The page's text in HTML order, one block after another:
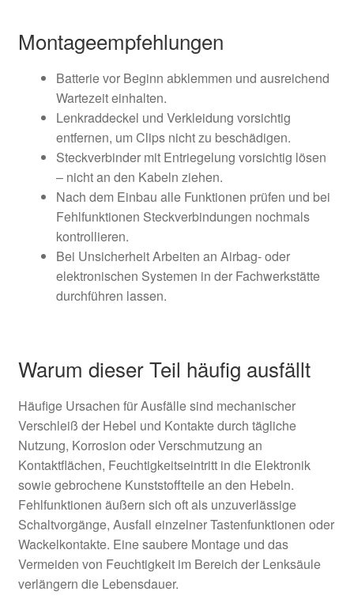
Montageempfehlungen
Batterie vor Beginn abklemmen und ausreichend
Wartezeit einhalten.
Lenkraddeckel und Verkleidung vorsichtig
entfernen, um Clips nicht zu beschädigen.
Steckverbinder mit Entriegelung vorsichtig lösen
– nicht an den Kabeln ziehen.
Nach dem Einbau alle Funktionen prüfen und bei
Fehlfunktionen Steckverbindungen nochmals
kontrollieren.
Bei Unsicherheit Arbeiten an Airbag- oder
elektronischen Systemen in der Fachwerkstätte
durchführen lassen.
Warum dieser Teil häufig ausfällt
Häufige Ursachen für Ausfälle sind mechanischer
Verschleiß der Hebel und Kontakte durch tägliche
Nutzung, Korrosion oder Verschmutzung an
Kontaktflächen, Feuchtigkeitseintritt in die Elektronik
sowie gebrochene Kunststoffteile an den Hebeln.
Fehlfunktionen äußern sich oft als unzuverlässige
Schaltvorgänge, Ausfall einzelner Tastenfunktionen oder
Wackelkontakte. Eine saubere Montage und das
Vermeiden von Feuchtigkeit im Bereich der Lenksäule
verlängern die Lebensdauer.